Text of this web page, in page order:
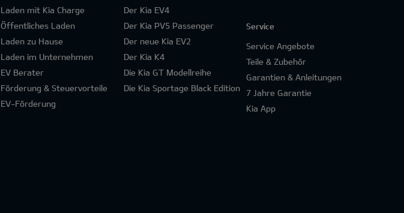
Laden mit Kia Charge
Öffentliches Laden
Laden zu Hause
Laden im Unternehmen
EV Berater
Förderung & Steuervorteile
EV-Förderung
Der Kia EV4
Der Kia PV5 Passenger
Der neue Kia EV2
Der Kia K4
Die Kia GT Modellreihe
Die Kia Sportage Black Edition
Service
Service Angebote
Teile & Zubehör
Garantien & Anleitungen
7 Jahre Garantie
Kia App